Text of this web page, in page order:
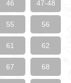
46 47-48
55 56
61 62
67 68